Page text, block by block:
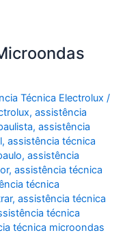
Técnica Electrolux/
,assistência
,assistência
,assistência técnica
,assistência
,assistência técnica
técnica
,assistência técnica
técnica
técnica microondas